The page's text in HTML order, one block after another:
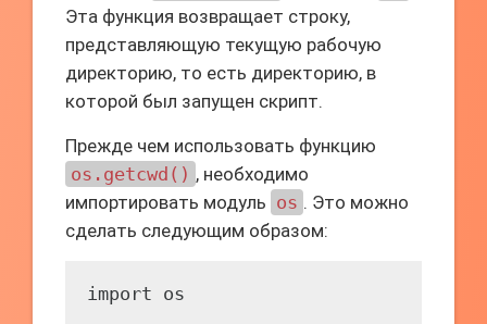
Эта функция возвращает строку,
представляющую текущую рабочую
директорию, то есть директорию, в
которой был запущен скрипт.
Прежде чем использовать функцию
os.getcwd() , необходимо
импортировать модуль os . Это можно
сделать следующим образом:
import os